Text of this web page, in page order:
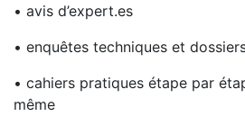
• avis d’expert.es
• enquêtes techniques et
• cahiers pratiques étape par
même